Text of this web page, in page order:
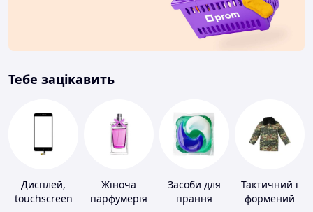
Тебе зацікавить
Дисплей,
touchscreen
Жіноча
парфумерія
Засоби для
прання
Тактичний і
формений